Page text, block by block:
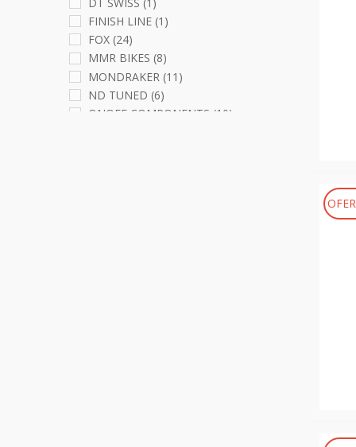
FINISH LINE (1)
FOX (24)
MMR BIKES (8)
MONDRAKER (11)
ND TUNED (6)
ONOFF COMPONENTS (10)